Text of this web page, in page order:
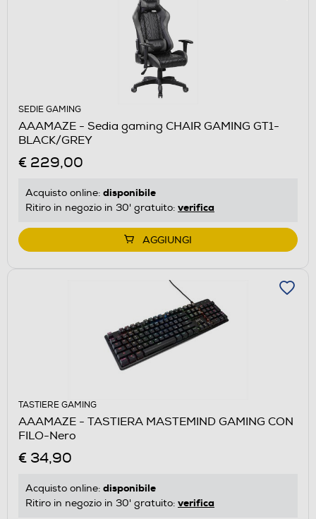
SEDIE GAMING
AAAMAZE - Sedia gaming CHAIR GAMING GT1-
BLACK/GREY
€ 229,00
Acquisto online: disponibile
Ritiro in negozio in 30' gratuito: verifica
AGGIUNGI
TASTIERE GAMING
AAAMAZE - TASTIERA MASTEMIND GAMING CON
FILO-Nero
€ 34,90
Acquisto online: disponibile
Ritiro in negozio in 30' gratuito: verifica